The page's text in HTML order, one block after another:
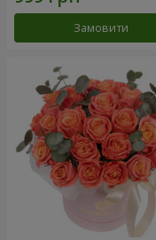
Замовити